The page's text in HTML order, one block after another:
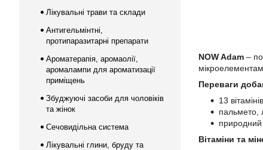
NOW Adam –
Переваги
13
пальмето,
природний
Вітаміни та
Лікувальні трави та склади
Антигельмінтні,
протипаразитарні препарати
Ароматерапія, аромаолії,
аромалампи для ароматизації
приміщень
Збуджуючі засоби для чоловіків
та жінок
Сечовидільна система
Лікувальні глини, бруду та